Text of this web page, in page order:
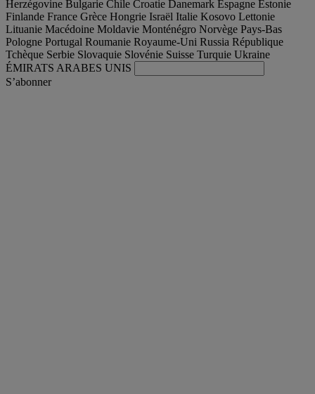
Herzégovine Bulgarie Chile Croatie Danemark Espagne Estonie
Finlande France Grèce Hongrie Israël Italie Kosovo Lettonie
Lituanie Macédoine Moldavie Monténégro Norvège Pays-Bas
Pologne Portugal Roumanie Royaume-Uni Russia République
Tchèque Serbie Slovaquie Slovénie Suisse Turquie Ukraine
ÉMIRATS ARABES UNIS
S’abonner